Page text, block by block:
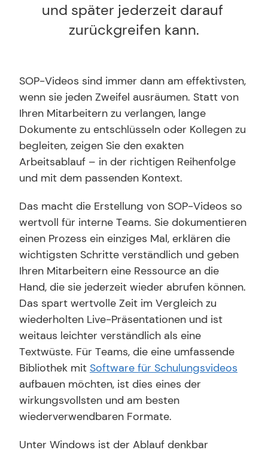
und später jederzeit darauf
zurückgreifen kann.
SOP-Videos sind immer dann am effektivsten,
wenn sie jeden Zweifel ausräumen. Statt von
Ihren Mitarbeitern zu verlangen, lange
Dokumente zu entschlüsseln oder Kollegen zu
begleiten, zeigen Sie den exakten
Arbeitsablauf – in der richtigen Reihenfolge
und mit dem passenden Kontext.
Das macht die Erstellung von SOP-Videos so
wertvoll für interne Teams. Sie dokumentieren
einen Prozess ein einziges Mal, erklären die
wichtigsten Schritte verständlich und geben
Ihren Mitarbeitern eine Ressource an die
Hand, die sie jederzeit wieder abrufen können.
Das spart wertvolle Zeit im Vergleich zu
wiederholten Live-Präsentationen und ist
weitaus leichter verständlich als eine
Textwüste. Für Teams, die eine umfassende
Bibliothek mit Software für Schulungsvideos
aufbauen möchten, ist dies eines der
wirkungsvollsten und am besten
wiederverwendbaren Formate.
Unter Windows ist der Ablauf denkbar